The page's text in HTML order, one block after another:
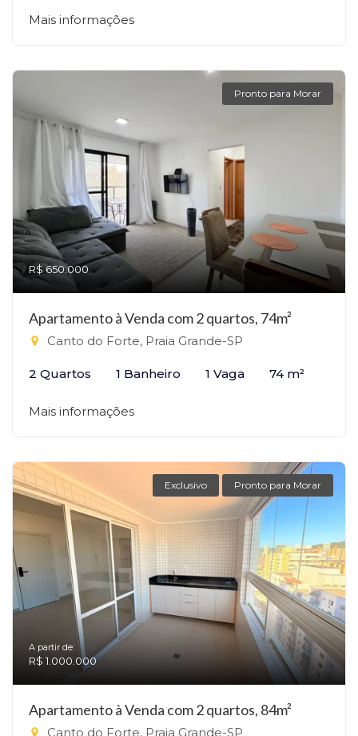
Mais informações
Pronto para Morar
R$ 650.000
Apartamento à Venda com 2 quartos, 74m²
Canto do Forte, Praia Grande-SP
2 Quartos 1 Banheiro 1 Vaga 74 m²
Mais informações
Exclusivo Pronto para Morar
A partir de:
R$ 1.000.000
Apartamento à Venda com 2 quartos, 84m²
Canto do Forte, Praia Grande-SP